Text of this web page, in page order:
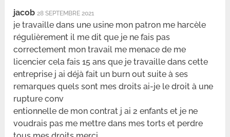
jacob 28 SEPTEMBRE 2021
je travaille dans une usine mon patron me harcèle
régulièrement il me dit que je ne fais pas
correctement mon travail me menace de me
licencier cela fais 15 ans que je travaille dans cette
entreprise j ai déjà fait un burn out suite à ses
remarques quels sont mes droits ai-je le droit à une
rupture conv
entionnelle de mon contrat j ai 2 enfants et je ne
voudrais pas me mettre dans mes torts et perdre